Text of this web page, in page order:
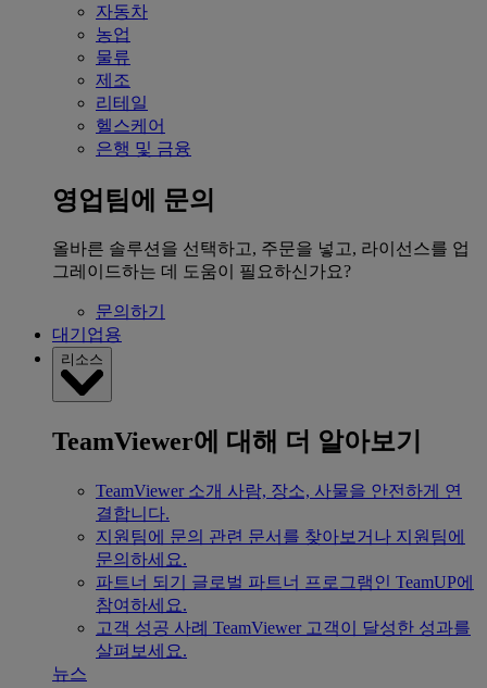
자동차
농업
물류
제조
리테일
헬스케어
은행 및 금융
영업팀에 문의
올바른 솔루션을 선택하고, 주문을 넣고, 라이선스를 업
그레이드하는 데 도움이 필요하신가요?
문의하기
대기업용
리소스
TeamViewer에 대해 더 알아보기
TeamViewer 소개 사람, 장소, 사물을 안전하게 연
결합니다.
지원팀에 문의 관련 문서를 찾아보거나 지원팀에
문의하세요.
파트너 되기
글로벌 파트너 프로그램인 TeamUP에
참여하세요.
고객 성공 사례 TeamViewer 고객이 달성한 성과를
살펴보세요.
뉴스